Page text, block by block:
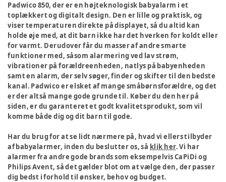
Padwico 850, der er en højteknologisk babyalarm i et
toplækkert og digitalt design. Den er lille og praktisk, og
viser temperaturen direkte på displayet, så du altid kan
holde øje med, at dit barn ikke har det hverken for koldt eller
for varmt. Derudover får du masser af andre smarte
funktioner med, såsom alarmering ved lav strøm,
vibrationer på forældreenheden, natlys på babyenheden
samt en alarm, der selv søger, finder og skifter til den bedste
kanal. Padwico er elsket af mange småbørnsforældre, og det
er der altså mange gode grunde til. Køber du den her på
siden, er du garanteret et godt kvalitetsprodukt, som vil
komme både dig og dit barn til gode.
Har du brug for at se lidt nærmere på, hvad vi ellers tilbyder
af babyalarmer, inden du beslutter os, så klik her. Vi har
alarmer fra andre gode brands som eksempelvis CaPiDi og
Philips Avent, så det gælder blot om at vælge den, der passer
dig bedst i forhold til ønsker, behov og budget.